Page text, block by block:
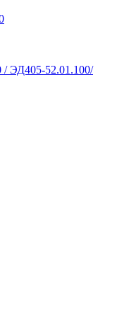
ЭД405-52.01.100/